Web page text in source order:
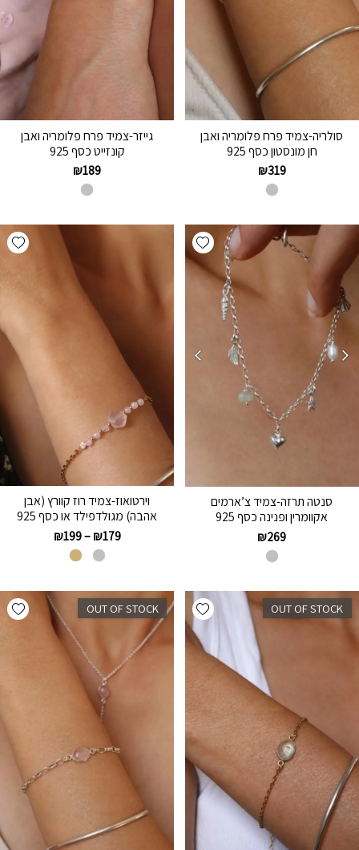
סולריה-צמיד פרח פלומריה ואבן
חן מונסטון כסף 925
₪319
גייזר-צמיד פרח פלומריה ואבן
קונזייט כסף 925
₪189
Add wishlist
סנטה תרזה-צמיד צ’ארמים
אקוומרין ופנינה כסף 925
₪269
וירטואוז-צמיד רוז קוורץ (אבן
אהבה) מגולדפילד או כסף 925
₪179
–
₪199
Add wishlist OUT OF STOCK
OUT OF STOCK